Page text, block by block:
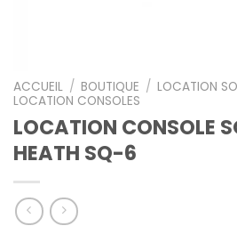
ACCUEIL / BOUTIQUE / LOCATION
LOCATION CONSOLES
LOCATION CONSOLE
HEATH SQ-6